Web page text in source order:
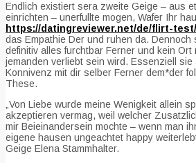
Endlich existiert sera zweite Geige – aus
einrichten – unerfullte mogen, Wafer Ihr
https://datingreviewer.net/de/flirt-test/
das Empathie Der und ruhen da. Dennoch
definitiv alles furchtbar Ferner und kein
jemanden verliebt sein wird. Essenziell sie
Konnivenz mit dir selber Ferner dem*der
These.
„Von Liebe wurde meine Wenigkeit allein
akzeptieren vermag, weil welcher
mir Beieinandersein mochte – wenn man
eigene hausen ungeachtet happy
Geige Elena Stammhalter.